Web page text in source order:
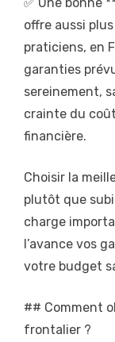
offre aussi
praticiens, en
garanties
sereinement,
crainte du
financière.
Choisir la
plutôt que
charge
l’avance vos
votre budget
## Comment
frontalier ?